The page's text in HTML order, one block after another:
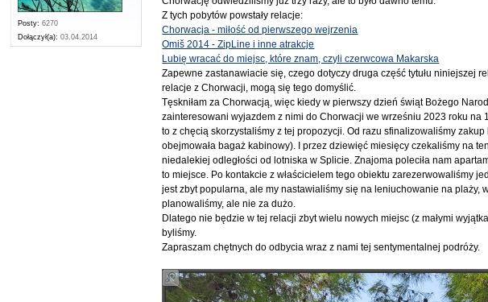
Posty: 6270
Dołączył(a): 03.04.2014
Z tych pobytów powstały relacje:
Chorwacja - miłość od pierwszego wejrzenia
Omiš 2014 - ZipLine i inne atrakcje
Lubię wracać do miejsc, które znam, czyli czerwcowa Makarska
Zapewne zastanawiacie się, czego dotyczy druga część tytułu niniejszej
relacje z Chorwacji, mogą się tego domyślić.
Tęskniłam za Chorwacją, więc kiedy w pierwszy dzień świąt Bożego
zainteresowani wyjazdem z nimi do Chorwacji we wrześniu 2023 roku
to z chęcią skorzystaliśmy z tej propozycji. Od razu sfinalizowaliśmy
obejmowała bagaż kabinowy). I przez dziewięć miesięcy czekaliśmy na
niedalekiej odległości od lotniska w Splicie. Znajoma poleciła nam
to miejsce. Po kontakcie z właścicielem tego obiektu zarezerwowaliśmy
jest zbyt popularna, ale my nastawialiśmy się na leniuchowanie na plaży,
planowaliśmy, ale nie za dużo.
Dlatego nie będzie w tej relacji zbyt wielu nowych miejsc (z małymi
byliśmy.
Zapraszam chętnych do odbycia wraz z nami tej sentymentalnej podróży.